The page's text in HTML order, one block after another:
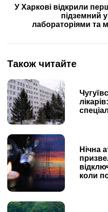
У Харкові відкрили
підземний
лабораторіями та
Також читайте
Нічна
коли